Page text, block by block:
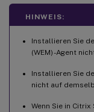
HINWEIS:
Installieren Sie
(WEM) -Agent
Installieren Sie
nicht auf
Wenn Sie in